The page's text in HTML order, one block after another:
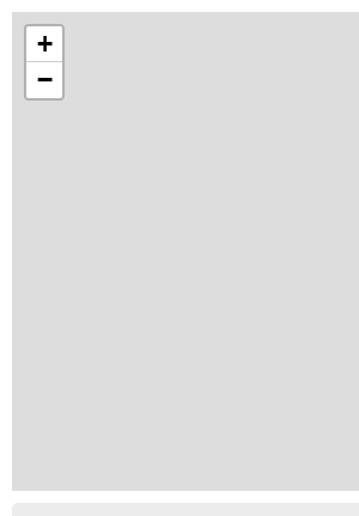
+
−